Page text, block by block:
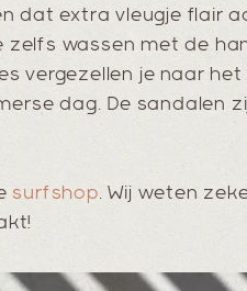
dat extra vleugje flair
zelfs wassen met de
vergezellen je naar
dag. De sandalen
surfshop. Wij weten